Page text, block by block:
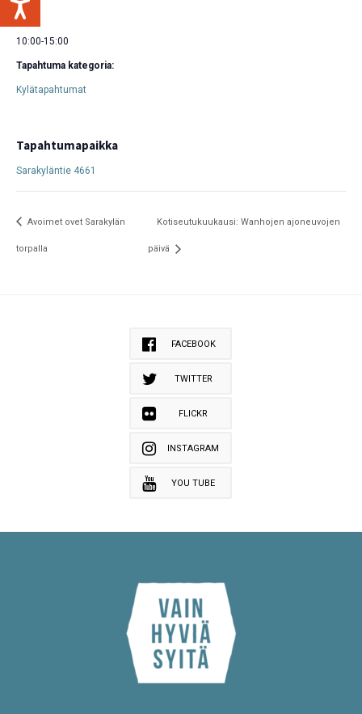
Aika:
10:00-15:00
Tapahtuma kategoria:
Kylätapahtumat
Tapahtumapaikka
Sarakyläntie 4661
Avoimet ovet Sarakylän
torpalla
Kotiseutukuukausi: Wanhojen ajoneuvojen
päivä
FACEBOOK
TWITTER
FLICKR
INSTAGRAM
YOU TUBE